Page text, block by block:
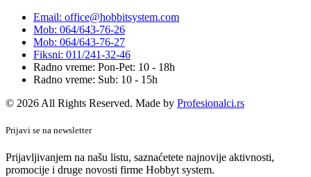
Email: office@hobbitsystem.com
Mob: 064/643-76-26
Mob: 064/643-76-27
Fiksni: 011/241-32-46
Radno vreme: Pon-Pet: 10 - 18h
Radno vreme: Sub: 10 - 15h
© 2026 All Rights Reserved. Made by Profesionalci.rs
Prijavi se na newsletter
Prijavljivanjem na našu listu, saznaćetete najnovije aktivnosti,
promocije i druge novosti firme Hobbyt system.